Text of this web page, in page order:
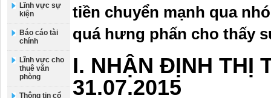
Lĩnh vực sự
kiện
Báo cáo tài
chính
Lĩnh vực cho
thuê văn
phòng
Thông tin cổ
tiền chuyển mạnh qua
quá hưng phấn cho thấy
I. NHẬN ĐỊNH THỊ
31.07.2015